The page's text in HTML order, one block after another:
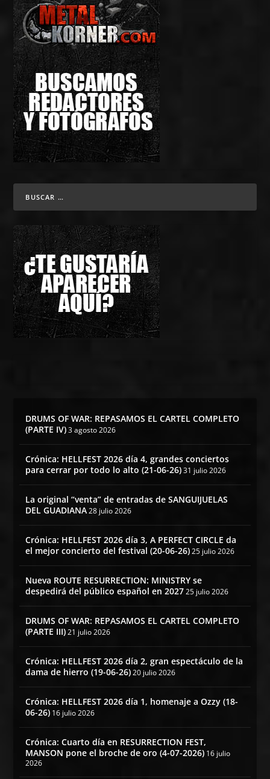
DRUMS OF WAR: REPASAMOS EL CARTEL COMPLETO
(PARTE IV) 3 agosto 2026
Crónica: HELLFEST 2026 día 4, grandes conciertos
para cerrar por todo lo alto (21-06-26) 31 julio 2026
La original “venta” de entradas de SANGUIJUELAS
DEL GUADIANA 28 julio 2026
Crónica: HELLFEST 2026 día 3, A PERFECT CIRCLE da
el mejor concierto del festival (20-06-26) 25 julio 2026
Nueva ROUTE RESURRECTION: MINISTRY se
despedirá del público español en 2027 25 julio 2026
DRUMS OF WAR: REPASAMOS EL CARTEL COMPLETO
(PARTE III) 21 julio 2026
Crónica: HELLFEST 2026 día 2, gran espectáculo de la
dama de hierro (19-06-26) 20 julio 2026
Crónica: HELLFEST 2026 día 1, homenaje a Ozzy (18-
06-26) 16 julio 2026
Crónica: Cuarto día en RESURRECTION FEST,
MANSON pone el broche de oro (4-07-2026) 16 julio
2026